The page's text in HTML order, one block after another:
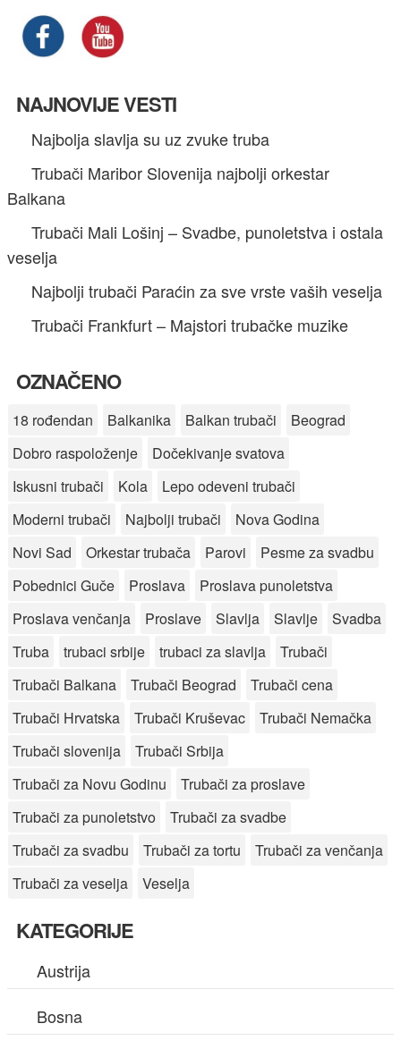
NAJNOVIJE VESTI
Najbolja slavlja su uz zvuke truba
Trubači Maribor Slovenija najbolji orkestar
Balkana
Trubači Mali Lošinj – Svadbe, punoletstva i ostala
veselja
Najbolji trubači Paraćin za sve vrste vaših veselja
Trubači Frankfurt – Majstori trubačke muzike
OZNAČENO
18 rođendan Balkanika Balkan trubači
Beograd
Dobro raspoloženje
Dočekivanje svatova
Iskusni trubači
Kola
Lepo odeveni trubači
Moderni trubači
Najbolji trubači
Nova Godina
Novi Sad
Orkestar trubača Parovi
Pesme za svadbu
Pobednici Guče
Proslava
Proslava punoletstva
Proslava venčanja
Proslave Slavlja Slavlje
Svadba
Truba
trubaci srbije trubaci za slavlja
Trubači
Trubači Balkana
Trubači Beograd
Trubači cena
Trubači Hrvatska
Trubači Kruševac
Trubači Nemačka
Trubači slovenija
Trubači Srbija
Trubači za Novu Godinu
Trubači za proslave
Trubači za punoletstvo
Trubači za svadbe
Trubači za svadbu
Trubači za tortu
Trubači za venčanja
Trubači za veselja
Veselja
KATEGORIJE
Austrija
Bosna